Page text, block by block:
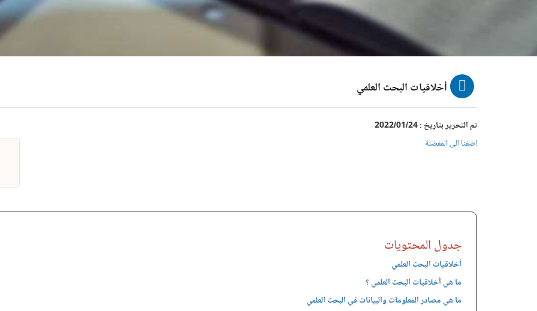
أخلاقيات البحث العلمي
تم التحرير بتاريخ : 2022/01/24
اضفنا الى المفضلة
جدول المحتويات
أخلاقيات البحث العلمي
ما هي أخلاقيات البحث العلمي ؟
ما هي مصادر المعلومات والبيانات في البحث العلمي